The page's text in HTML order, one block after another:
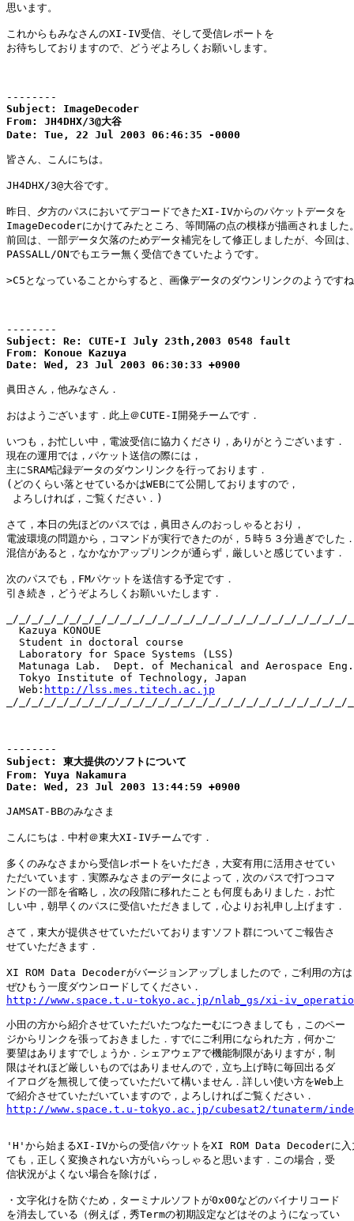
思います。
これからもみなさんのXI-IV受信、そして受信レポートを
お待ちしておりますので、どうぞよろしくお願いします。
--------
Subject: ImageDecoder
From: JH4DHX/3@大谷
Date: Tue, 22 Jul 2003 06:46:35 -0000
皆さん、こんにちは。
JH4DHX/3@大谷です。
昨日、夕方のパスにおいてデコードできたXI-IVからのパケットデータを
ImageDecoderにかけてみたところ、等間隔の点の模様が描画されました
前回は、一部データ欠落のためデータ補完をして修正しましたが、今回は
PASSALL/ONでもエラー無く受信できていたようです。
>C5となっていることからすると、画像データのダウンリンクのようです
--------
Subject: Re: CUTE-I July 23th,2003 0548 fault
From: Konoue Kazuya
Date: Wed, 23 Jul 2003 06:30:33 +0900
眞田さん，他みなさん．
おはようございます．此上＠CUTE-I開発チームです．
いつも，お忙しい中，電波受信に協力くださり，ありがとうございます．
現在の運用では，パケット送信の際には，
主にSRAM記録データのダウンリンクを行っております．
(どのくらい落とせているかはWEBにて公開しておりますので，
よろしければ，ご覧ください．)
さて，本日の先ほどのパスでは，眞田さんのおっしゃるとおり，
電波環境の問題から，コマンドが実行できたのが，５時５３分過ぎでした
混信があると，なかなかアップリンクが通らず，厳しいと感じています．
次のパスでも，FMパケットを送信する予定です．
引き続き，どうぞよろしくお願いいたします．
_/_/_/_/_/_/_/_/_/_/_/_/_/_/_/_/_/_/_/_/_/_/_/_/_/_/_/
  Kazuya KONOUE
  Student in doctoral course
  Laboratory for Space Systems (LSS)
  Matunaga Lab.  Dept. of Mechanical and Aerospace Eng.
  Tokyo Institute of Technology, Japan
  Web:
http://lss.mes.titech.ac.jp
_/_/_/_/_/_/_/_/_/_/_/_/_/_/_/_/_/_/_/_/_/_/_/_/_/_/_/
--------
Subject: 東大提供のソフトについて
From: Yuya Nakamura
Date: Wed, 23 Jul 2003 13:44:59 +0900
JAMSAT-BBのみなさま
こんにちは．中村＠東大XI-IVチームです．
多くのみなさまから受信レポートをいただき，大変有用に活用させてい
ただいています．実際みなさまのデータによって，次のパスで打つコマ
ンドの一部を省略し，次の段階に移れたことも何度もありました．お忙
しい中，朝早くのパスに受信いただきまして，心よりお礼申し上げます．
さて，東大が提供させていただいておりますソフト群についてご報告さ
せていただきます．
XI ROM Data Decoderがバージョンアップしましたので，ご利用の方は
http://www.space.t.u-tokyo.ac.jp/nlab_gs/xi-
小田の方から紹介させていただいたつなたーむにつきましても，このペー
ジからリンクを張っておきました．すでにご利用になられた方，何かご
要望はありますでしょうか．シェアウェアで機能制限がありますが，制
限はそれほど厳しいものではありませんので，立ち上げ時に毎回出るダ
イアログを無視して使っていただいて構いません．詳しい使い方をWeb上
http://www.space.t.u-tokyo.ac.jp/cubesat2/tunaterm/
'H'から始まるXI-IVからの受信パケットをXI ROM Data Decoderに入
ても，正しく変換されない方がいらっしゃると思います．この場合，受
信状況がよくない場合を除けば，
・文字化けを防ぐため，ターミナルソフトが0x00などのバイナリコード
を消去している（例えば，秀Termの初期設定などはそのようになってい